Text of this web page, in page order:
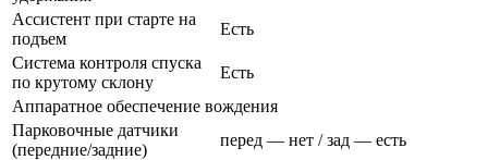
Ассистент при старте на
подъем
Есть
Система контроля спуска
по крутому склону
Есть
Аппаратное обеспечение вождения
Парковочные датчики
(передние/задние)
перед — нет / зад — есть